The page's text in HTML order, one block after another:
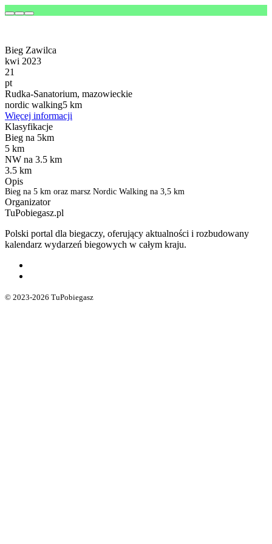
Bieg Zawilca
kwi 2023
21
pt
Rudka-Sanatorium, mazowieckie
nordic walking5 km
Więcej informacji
Klasyfikacje
Bieg na 5km
5 km
NW na 3.5 km
3.5 km
Opis
Bieg na 5 km oraz marsz Nordic Walking na 3,5 km
Organizator
TuPobiegasz.pl
Polski portal dla biegaczy, oferujący aktualności i rozbudowany
kalendarz wydarzeń biegowych w całym kraju.
© 2023-2026 TuPobiegasz